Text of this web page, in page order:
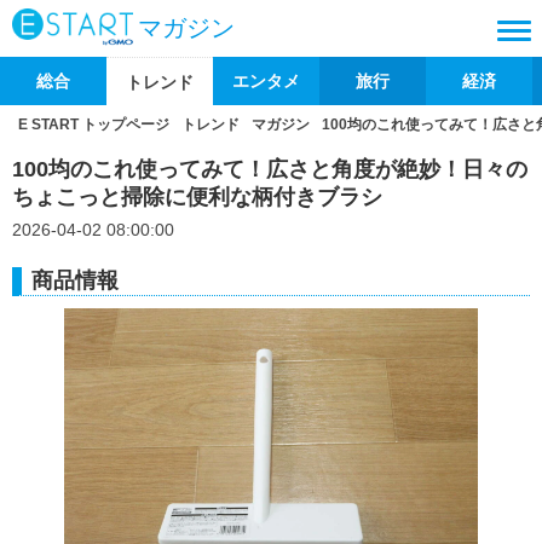
マガジン
総合 トレンド エンタメ 旅行 経済
E START トップページ トレンド マガジン 100均のこれ使ってみて！広さ
100均のこれ使ってみて！広さと角度が絶妙！日々の
ちょこっと掃除に便利な柄付きブラシ
2026-04-02 08:00:00
商品情報